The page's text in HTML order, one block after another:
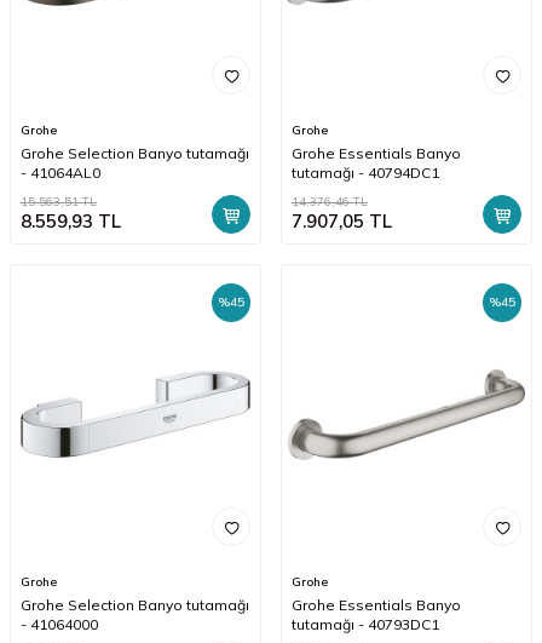
Grohe
Grohe Selection Banyo tutamağı
- 41064AL0
15.563,51TL
8.559,93 TL
Grohe
Grohe Essentials Banyo
tutamağı - 40794DC1
14.376,46TL
7.907,05 TL
%45
Grohe
Grohe Selection Banyo tutamağı
- 41064000
%45
Grohe
Grohe Essentials Banyo
tutamağı - 40793DC1